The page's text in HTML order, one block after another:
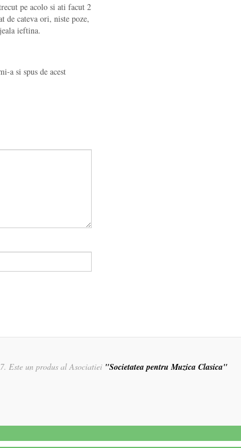
pe acolo si ati facut 2
cateva ori, niste poze,
ieftina.
a si spus de acest
Este un produs al Asociatiei "Societatea pentru Muzica Clasica"